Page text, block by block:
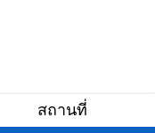
สถานที่